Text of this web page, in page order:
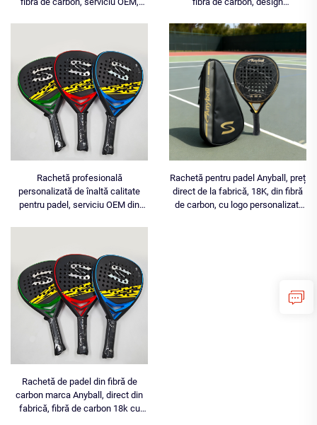
înaltă calitate, 360 g, serviciu
OEM, produs foarte vândut, marcă
Anyball
Rachetă profesională
personalizată de înaltă calitate
pentru padel, serviciu OEM din
Rachetă pentru padel Anyball, preț
direct de la fabrică, 18K, din fibră
de carbon, cu logo personalizat,
Rachetă de padel din fibră de
carbon marca Anyball, direct din
fabrică, fibră de carbon 18k cu